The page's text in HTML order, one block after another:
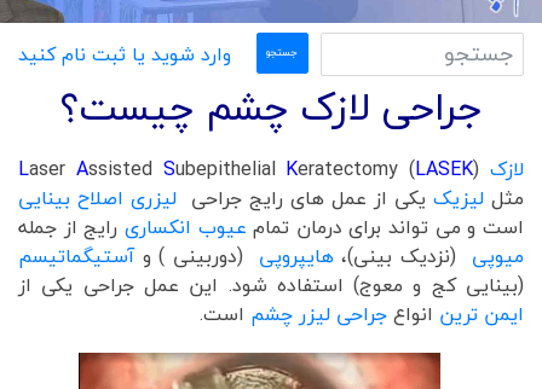
وارد شوید یا ثبت نام کنید
جراحی لازک چشم چیست؟
لازک Laser Assisted Subepithelial Keratectomy (LASEK)
مثل لیزیک یکی از عمل های رایج جراحی لیزری اصلاح بینایی
است و می تواند برای درمان تمام عیوب انکساری رایج از جمله
میوپی (نزدیک بینی)،هایپروپی (دوربینی ) وآستیگماتیسم
(بینایی کج و معوج) استفاده شود. این عمل جراحی یکی از
ایمن ترین انواعجراحی لیزر چشم است.